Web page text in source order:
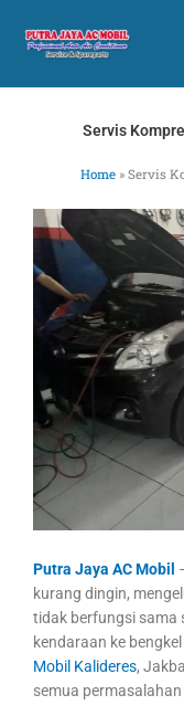
content
Servis
Home» Servis
Putra Jaya AC Mobil
kurang dingin,
tidak berfungsi sama
kendaraan ke
Mobil Kalideres,
semua permasalahan